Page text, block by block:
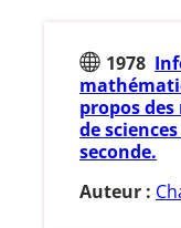
1978
propos
de
seconde.
Auteur :